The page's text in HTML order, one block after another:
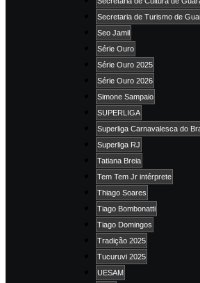
Secretaria de Turismo de
Seo Jamil
Série Ouro
Série Ouro 2025
Série Ouro 2026
Simone Sampaio
SUPERLIGA
Superliga Carnavalesca do
Superliga RJ
Tatiana Breia
Tem Tem Jr intérprete
Thiago Soares
Tiago Bombonatti
Tiago Domingos
Tradição 2025
Tucuruvi 2025
UESAM